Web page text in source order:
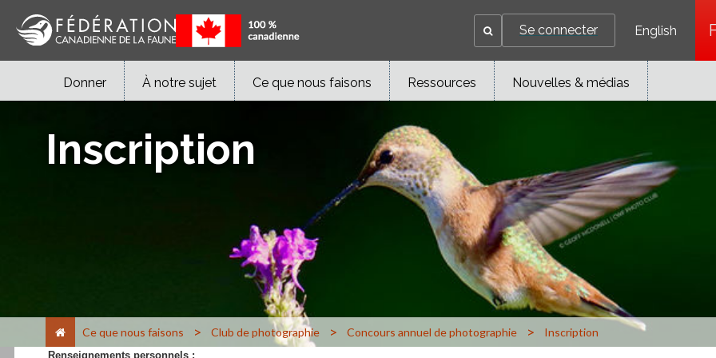
Se connecter English
Donner À notre sujet Ce que nous faisons Ressources Nouvelles & médias
Inscription
Ce que nous faisons > Club de photographie > Concours annuel de photographie > Inscription